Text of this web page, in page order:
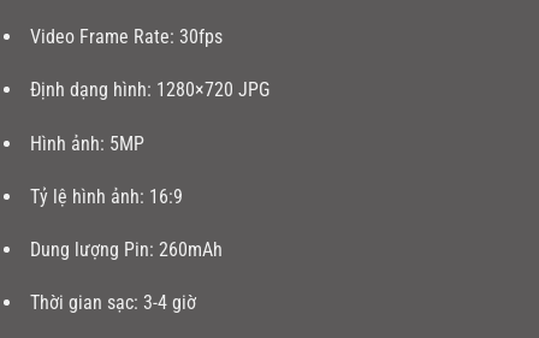
Video Frame Rate: 30fps
Định dạng hình: 1280×720 JPG
Hình ảnh: 5MP
Tỷ lệ hình ảnh: 16:9
Dung lượng Pin: 260mAh
Thời gian sạc: 3-4 giờ